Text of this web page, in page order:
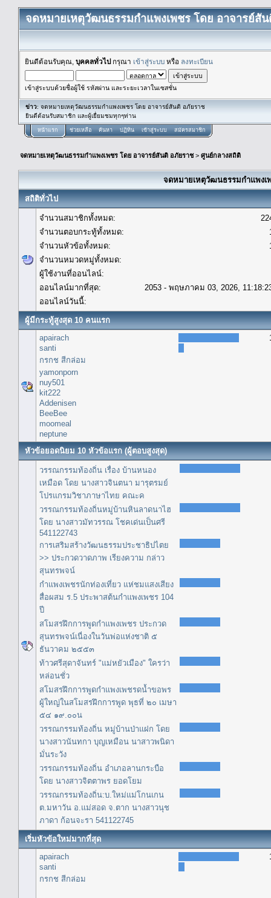
จดหมายเหตุวัฒนธรรมกำแพงเพชร โดย อาจารย์สั
ยินดีต้อนรับคุณ, บุคคลทั่วไปกรุณา เข้าสู่ระบบ หรือ ลงทะเบียน
เข้าสู่ระบบด้วยชื่อผู้ใช้ รหัสผ่าน และระยะเวลาในเซสชั่น
ข่าว: จดหมายเหตุวัฒนธรรมกำแพงเพชร โดย อาจารย์สันติ อภัยราช
ยินดีต้อนรับสมาชิก และผู้เยื่ยมชมทุกๆท่าน
หน้าแรก ช่วยเหลือ ค้นหา ปฏิทิน เข้าสู่ระบบ สมัครสมาชิก
จดหมายเหตุวัฒนธรรมกำแพงเพชร โดย อาจารย์สันติ อภัยราช> ศูนย์กลางสถิติ
จดหมายเหตุวัฒนธรรมกำแพง
สถิติทั่วไป
จำนวนสมาชิกทั้งหมด:
จำนวนตอบกระทู้ทั้งหมด:
จำนวนหัวข้อทั้งหมด:
จำนวนหมวดหมู่ทั้งหมด:
ผู้ใช้งานที่ออนไลน์:
ออนไลน์มากที่สุด:
2053 - พฤษภาคม 03, 2026,
ออนไลน์วันนี้:
ผู้มีกระทู้สูงสุด 10 คนแรก
apairach
santi
กรกช สีกล่อม
yamonporn
nuy501
kit222
Addenisen
BeeBee
moomeal
neptune
หัวข้อยอดนิยม 10 หัวข้อแรก (ผู้ตอบสูงสุด)
วรรณกรรมท้องถิ่น เรื่อง บ้านหนอง
เหมือด โดย นางสาวจินตนา มารุตรมย์
โปรแกรมวิชาภาษาไทย คณะค
วรรณกรรมท้องถิ่นหมู่บ้านหินลาดนาไฮ
โดย นางสาวมัทวรรณ โชคเด่นเป็นศรี
541122743
การเสริมสร้างวัฒนธรรมประชาธิปไตย
>> ประกวดวาดภาพ เรียงความ กล่าว
สุนทรพจน์
กำแพงเพชรนักท่องเที่ยว แห่ชมแสงเสียง
สื่อผสม ร.5 ประพาสต้นกำแพงเพชร 104
ปี
สโมสรฝึกการพูดกำแพงเพชร ประกวด
สุนทรพจน์เนื่องในวันพ่อแห่งชาติ ๕
ธันวาคม ๒๕๕๓
ท้าวศรีสุดาจันทร์ "แม่หยัวเมือง" ใครว่า
หล่อนชั่ว
สโมสรฝึกการพูดกำแพงเพชรดน้ำขอพร
ผู้ใหญ่ในสโมสรฝึกการพูด พุธที่ ๒๐ เมษา
๕๔ ๑๙.๐๐น
วรรณกรรมท้องถิ่น หมู่บ้านป่าแฝก โดย
นางสาวนันทกา บุญเหมือน นาสาวพนิดา
มั่นระวัง
วรรณกรรมท้องถิ่น อำเภอลานกระบือ
โดย นางสาวจิตตาพร ยอดโยม
วรรณกรรมท้องถิ่น:บ.ใหม่แม่โกนเกน
ต.มหาวัน อ.แม่สอด จ.ตาก นางสาวนุช
ภาดา ก้อนจะรา 541122745
เริ่มหัวข้อใหม่มากที่สุด
apairach
santi
กรกช สีกล่อม